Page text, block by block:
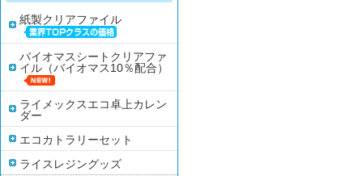
紙製クリアファイル
バイオマスシートクリアファ
イル（バイオマス10％配合）
ライメックスエコ卓上カレン
ダー
エコカトラリーセット
ライスレジングッズ